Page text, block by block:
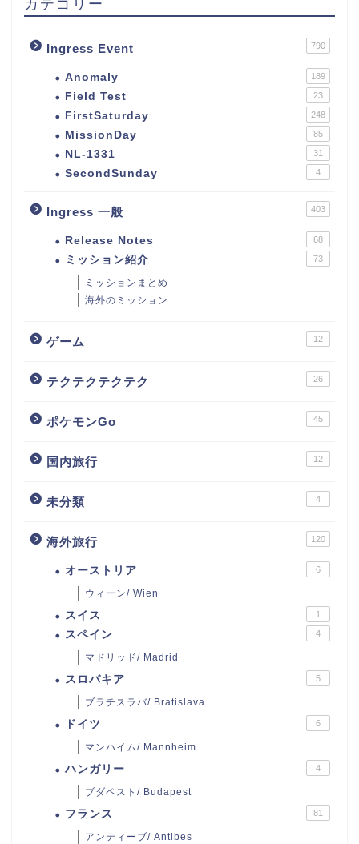
Ingress Event 790
Anomaly 189
Field Test 23
FirstSaturday 248
MissionDay 85
NL-1331 31
SecondSunday 4
Ingress 一般 403
Release Notes 68
ミッション紹介 73
ミッションまとめ
海外のミッション
ゲーム 12
テクテクテクテク 26
ポケモンGo 45
国内旅行 12
未分類 4
海外旅行 120
オーストリア 6
ウィーン/ Wien
スイス 1
スペイン 4
マドリッド/ Madrid
スロバキア 5
ブラチスラバ/ Bratislava
ドイツ 6
マンハイム/ Mannheim
ハンガリー 4
ブダペスト/ Budapest
フランス 81
アンティーブ/ Antibes